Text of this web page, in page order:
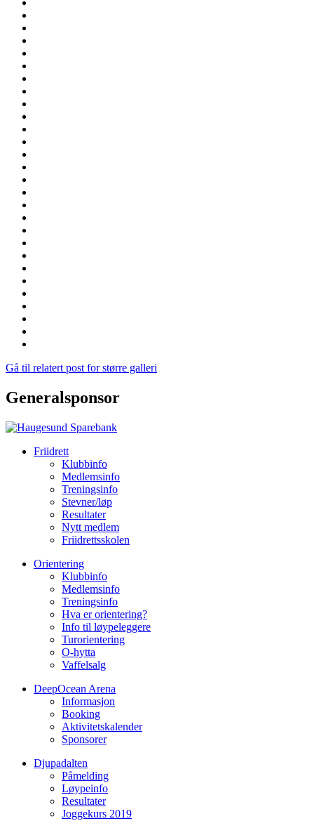
Gå til relatert post for større galleri
Generalsponsor
Friidrett
Klubbinfo
Medlemsinfo
Treningsinfo
Stevner/løp
Resultater
Nytt medlem
Friidrettsskolen
Orientering
Klubbinfo
Medlemsinfo
Treningsinfo
Hva er orientering?
Info til løypeleggere
Turorientering
O-hytta
Vaffelsalg
DeepOcean Arena
Informasjon
Booking
Aktivitetskalender
Sponsorer
Djupadalten
Påmelding
Løypeinfo
Resultater
Joggekurs 2019